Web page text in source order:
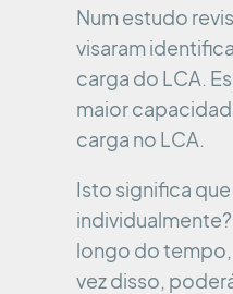
Num estudo
visaram
carga do LCA.
maior
carga no LCA.
Isto significa
longo do
vez disso,